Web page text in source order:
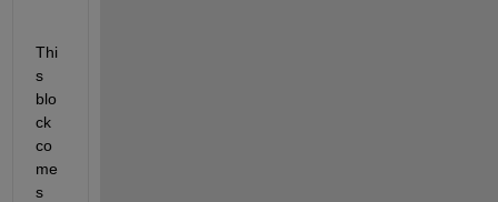
Thi
s
blo
ck
co
me
s